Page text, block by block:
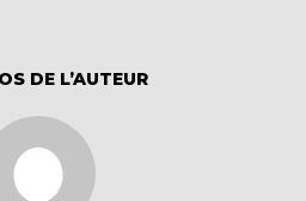
DE L’AUTEUR